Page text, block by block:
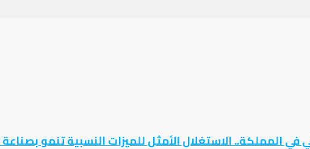
المملكة.. الاستغلال الأمثل للميزات النسبية تنمو بصناعة